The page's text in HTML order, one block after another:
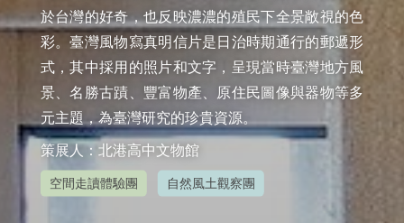
於台灣的好奇，也反映濃濃的殖民下全景敞視的色
彩。臺灣風物寫真明信片是日治時期通行的郵遞形
式，其中採用的照片和文字，呈現當時臺灣地方風
景、名勝古蹟、豐富物產、原住民圖像與器物等多
元主題，為臺灣研究的珍貴資源。
策展人：北港高中文物館
空間走讀體驗團 自然風土觀察團